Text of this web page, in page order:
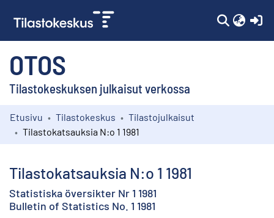
OTOS
Tilastokeskuksen julkaisut verkossa
Kokoelmat
Etusivu Tilastokeskus
Tilastojulkaisut
Tilastokatsauksia N:o 1 1981
Tilastokatsauksia N:o 1 1981
Statistiska översikter Nr 1 1981
Bulletin of Statistics No. 1 1981